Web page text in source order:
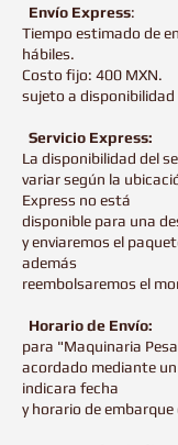
Envío Express:
Tiempo estimado de
hábiles.
Costo fijo: 400 MXN.
sujeto a disponibilidad
Servicio Express:
La disponibilidad del
variar según la
Express no está
disponible para una
y enviaremos el
además
reembolsaremos el
Horario de Envío:
para "Maquinaria
acordado mediante
indicara fecha
y horario de embarque